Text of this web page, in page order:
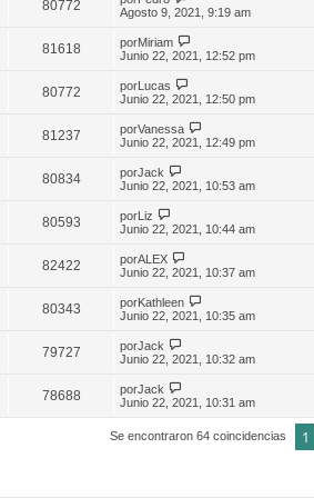
80772
Agosto 9, 2021, 9:19 am
81618 porMiriam
Junio 22, 2021, 12:52 pm
80772 porLucas
Junio 22, 2021, 12:50 pm
81237 porVanessa
Junio 22, 2021, 12:49 pm
80834 porJack
Junio 22, 2021, 10:53 am
80593 porLiz
Junio 22, 2021, 10:44 am
82422 porALEX
Junio 22, 2021, 10:37 am
80343 porKathleen
Junio 22, 2021, 10:35 am
79727 porJack
Junio 22, 2021, 10:32 am
78688 porJack
Junio 22, 2021, 10:31 am
Se encontraron 64 coincidencias 1